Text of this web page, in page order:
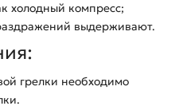
холодный компресс;
выдерживают.
грелки необходимо